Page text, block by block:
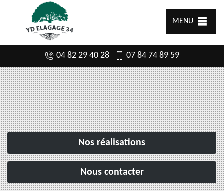
MENU
04 82 29 40 28 07 84 74 89 59
Nos réalisations
Nous contacter